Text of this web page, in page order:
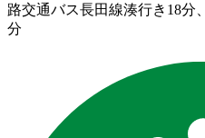
路交通バス長田線湊行き18分
分